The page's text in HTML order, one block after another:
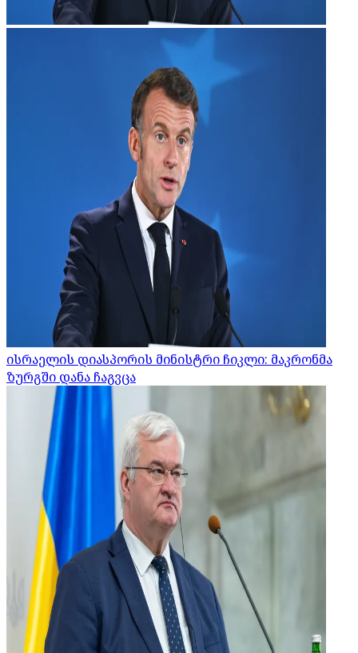
ისრაელის დიასპორის მინისტრი ჩიკლი: მაკრონმა
ზურგში დანა ჩაგვცა